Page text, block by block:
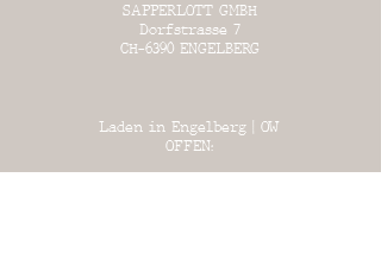
SAPPERLOTT GMBH
Dorfstrasse 7
CH-6390 ENGELBERG
Laden in Engelberg | OW
OFFEN: